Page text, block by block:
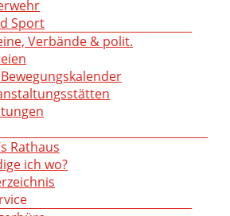
Sport
Verbände & polit.
Rathaus
ich wo?